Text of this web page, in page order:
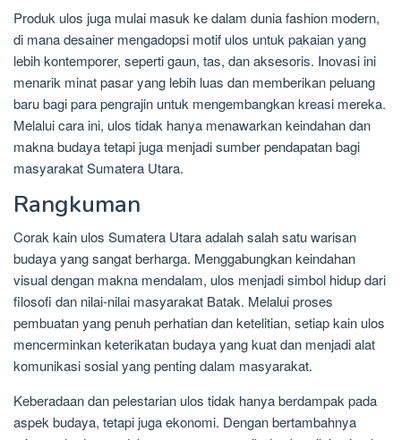
Produk ulos juga mulai masuk ke dalam dunia fashion modern,
di mana desainer mengadopsi motif ulos untuk pakaian yang
lebih kontemporer, seperti gaun, tas, dan aksesoris. Inovasi ini
menarik minat pasar yang lebih luas dan memberikan peluang
baru bagi para pengrajin untuk mengembangkan kreasi mereka.
Melalui cara ini, ulos tidak hanya menawarkan keindahan dan
makna budaya tetapi juga menjadi sumber pendapatan bagi
masyarakat Sumatera Utara.
Rangkuman
Corak kain ulos Sumatera Utara adalah salah satu warisan
budaya yang sangat berharga. Menggabungkan keindahan
visual dengan makna mendalam, ulos menjadi simbol hidup dari
filosofi dan nilai-nilai masyarakat Batak. Melalui proses
pembuatan yang penuh perhatian dan ketelitian, setiap kain ulos
mencerminkan keterikatan budaya yang kuat dan menjadi alat
komunikasi sosial yang penting dalam masyarakat.
Keberadaan dan pelestarian ulos tidak hanya berdampak pada
aspek budaya, tetapi juga ekonomi. Dengan bertambahnya